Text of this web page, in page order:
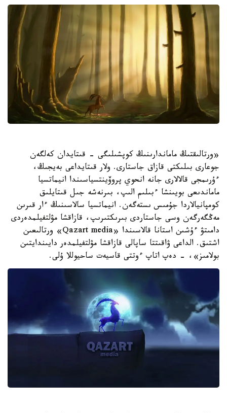
«ورتالىقتىڭ ماماندارىنىڭ كوپشىلىگى - قىتايدان كەلگەن
جوعارى بىلىكتى قازاق جاستارى. ولار قىتايداعى بەيجىڭ،
ءۇرىمجى قالالارى جانە انحوي پروۆينتسياسىندا انيماتسيا
ماماندىعى بويىنشا ءبىلىم الىپ، بىرنەشە جىل قىتايلىق
كومپانيالاردا جۇمىس ىستەگەن. انيماتسيا سالاسىنىڭ ءار قىرىن
مەڭگەرگەن وسى جاستاردى بىرىكتىرىپ، قازاقشا مۋلتفيلمدەردى
دامىتۋ ءۇشىن استانا قالاسىندا «Qazart media» ورتالىعىن
اشتىق. الداعى ۋاقىتتا ساپالى قازاقشا مۋلتفيلمدەر دايىندايتىن
بولامىز»، - دەپ اتاپ ءوتتى قاسيەت ساحيوللا ۇلى.